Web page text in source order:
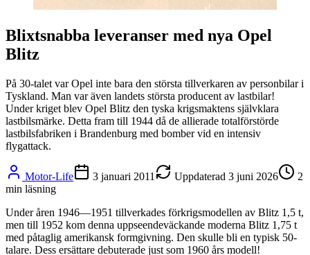
Blixtsnabba leveranser med nya Opel
Blitz
På 30-talet var Opel inte bara den största tillverkaren av personbilar i
Tyskland. Man var även landets största producent av lastbilar!
Under kriget blev Opel Blitz den tyska krigsmaktens självklara
lastbilsmärke. Detta fram till 1944 då de allierade totalförstörde
lastbilsfabriken i Brandenburg med bomber vid en intensiv
flygattack.
Motor-Life 3 januari 2011 Uppdaterad 3 juni 2026
2
min läsning
Under åren 1946—1951 tillverkades förkrigsmodellen av Blitz 1,5 t,
men till 1952 kom denna uppseendeväckande moderna Blitz 1,75 t
med påtaglig amerikansk formgivning. Den skulle bli en typisk 50-
talare. Dess ersättare debuterade just som 1960 års modell!